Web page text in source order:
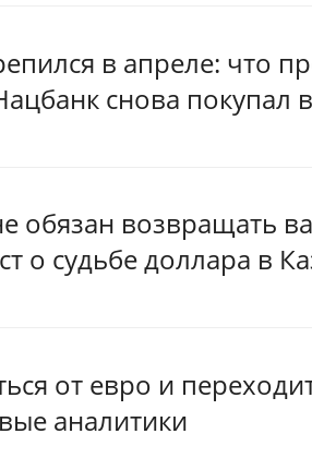
в апреле: что
снова покупал
обязан возвращать
о судьбе доллара в
от евро и
аналитики